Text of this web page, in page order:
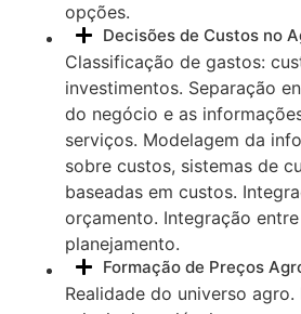
opções.
Decisões de Custos no
Classificação de gastos:
investimentos. Separação
do negócio e as
serviços. Modelagem da
sobre custos, sistemas de
baseadas em custos.
orçamento. Integração
planejamento.
Formação de Preços
Realidade do universo agro.